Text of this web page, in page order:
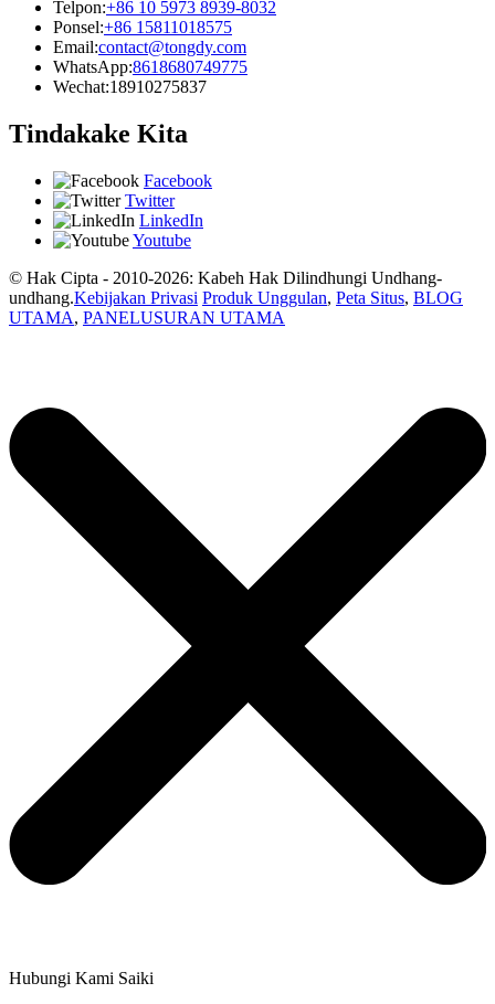
Telpon:+86 10 5973 8939-8032
Ponsel:+86 15811018575
Email:contact@tongdy.com
WhatsApp:8618680749775
Wechat:18910275837
Tindakake Kita
Facebook
Twitter
LinkedIn
Youtube
© Hak Cipta - 2010-2026: Kabeh Hak Dilindhungi Undhang-
undhang.Kebijakan Privasi Produk Unggulan, Peta Situs, BLOG
UTAMA, PANELUSURAN UTAMA
Hubungi Kami Saiki